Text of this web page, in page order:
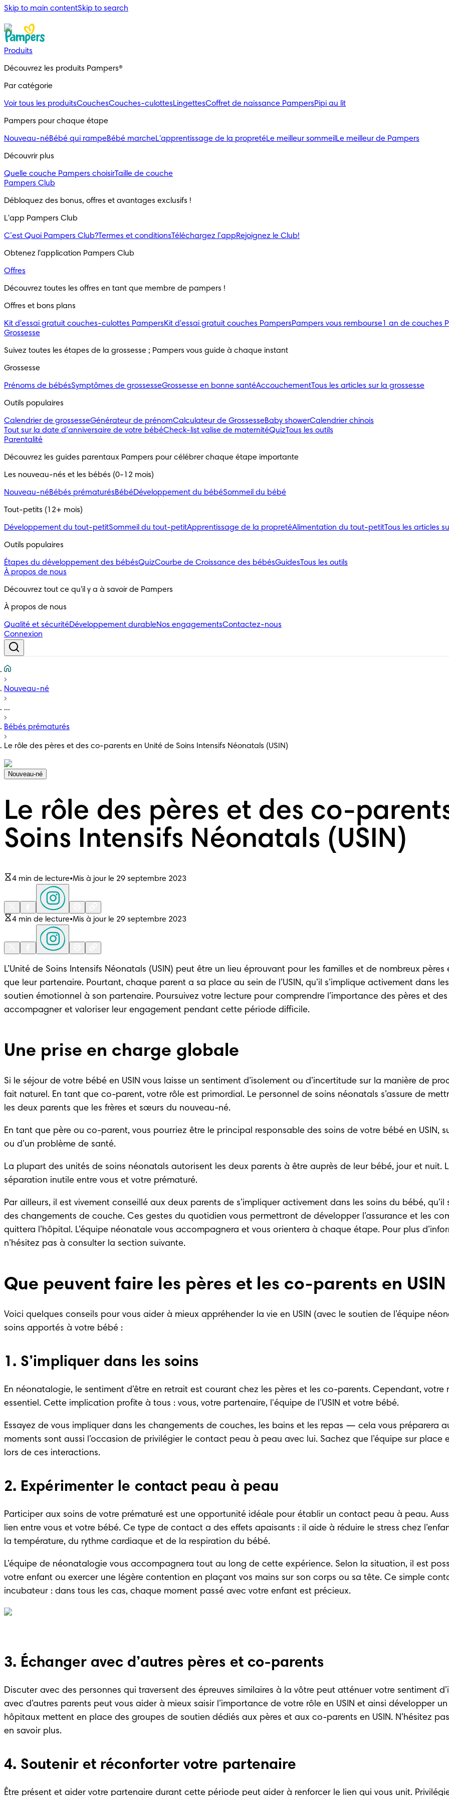
Skip to main contentSkip to search
Produits
Découvrez les produits Pampers®
Par catégorie
Voir tous les produitsCouchesCouches-culottesLingettesCoffret de naissance PampersPipi au lit
Pampers pour chaque étape
Nouveau-néBébé qui rampeBébé marcheL'apprentissage de la propretéLe meilleur sommeil Le meilleur de Pampers
Découvrir plus
Quelle couche Pampers choisirTaille de couche
Pampers Club
Débloquez des bonus, offres et avantages exclusifs !
L'app Pampers Club
C’est Quoi Pampers Club?Termes et conditionsTéléchargez l’appRejoignez le Club!
Obtenez l'application Pampers Club
Offres
Découvrez toutes les offres en tant que membre de pampers !
Offres et bons plans
Kit d'essai gratuit couches-culottes PampersKit d'essai gratuit couches PampersPampers vous rembourse1 an de couches
Grossesse
Suivez toutes les étapes de la grossesse ; Pampers vous guide à chaque instant
Grossesse
Prénoms de bébésSymptômes de grossesseGrossesse en bonne santéAccouchementTous les articles sur la grossesse
Outils populaires
Calendrier de grossesseGénérateur de prénomCalculateur de GrossesseBaby showerCalendrier chinois
Tout sur la date d’anniversaire de votre bébéCheck-list valise de maternitéQuizTous les outils
Parentalité
Découvrez les guides parentaux Pampers pour célébrer chaque étape importante
Les nouveau-nés et les bébés (0-12 mois)
Nouveau-néBébés prématurésBébéDéveloppement du bébéSommeil du bébé
Tout-petits (12+ mois)
Développement du tout-petitSommeil du tout-petitApprentissage de la propretéAlimentation du tout-petitTous les articles
Outils populaires
Étapes du développement des bébésQuizCourbe de Croissance des bébésGuidesTous les outils
À propos de nous
Découvrez tout ce qu'il y a à savoir de Pampers
À propos de nous
Qualité et sécuritéDéveloppement durableNos engagementsContactez-nous
Connexion
Nouveau-né
...
Bébés prématurés
Le rôle des pères et des co-parents en Unité de Soins Intensifs Néonatals (USIN)
Nouveau-né
Le rôle des pères et des co-
Soins Intensifs Néonatals (USIN)
4 min de lecture•Mis à jour le 29 septembre 2023
4 min de lecture•Mis à jour le 29 septembre 2023
L’Unité de Soins Intensifs Néonatals (USIN) peut être un lieu éprouvant pour les familles et de nombreux
que leur partenaire. Pourtant, chaque parent a sa place au sein de l’USIN, qu’il s’implique activement dans
soutien émotionnel à son partenaire. Poursuivez votre lecture pour comprendre l’importance des pères et
accompagner et valoriser leur engagement pendant cette période difficile.
Une prise en charge globale
Si le séjour de votre bébé en USIN vous laisse un sentiment d’isolement ou d’incertitude sur la manière de
fait naturel. En tant que co-parent, votre rôle est primordial. Le personnel de soins néonatals s’assure de
les deux parents que les frères et sœurs du nouveau-né.
En tant que père ou co-parent, vous pourriez être le principal responsable des soins de votre bébé en USIN,
ou d’un problème de santé.
La plupart des unités de soins néonatals autorisent les deux parents à être auprès de leur bébé, jour et
séparation inutile entre vous et votre prématuré.
Par ailleurs, il est vivement conseillé aux deux parents de s’impliquer activement dans les soins du bébé, qu’il
des changements de couche. Ces gestes du quotidien vous permettront de développer l’assurance et les
quittera l’hôpital. L’équipe néonatale vous accompagnera et vous orientera à chaque étape. Pour plus
n’hésitez pas à consulter la section suivante.
Que peuvent faire les pères et les co-parents en USIN
Voici quelques conseils pour vous aider à mieux appréhender la vie en USIN (avec le soutien de l’équipe
1. S’impliquer dans les soins
En néonatalogie, le sentiment d’être en retrait est courant chez les pères et les co-parents. Cependant,
essentiel. Cette implication profite à tous : vous, votre partenaire, l'équipe de l’USIN et votre bébé.
Essayez de vous impliquer dans les changements de couches, les bains et les repas — cela vous préparera
moments sont aussi l’occasion de privilégier le contact peau à peau avec lui. Sachez que l’équipe sur
lors de ces interactions.
2. Expérimenter le contact peau à peau
Participer aux soins de votre prématuré est une opportunité idéale pour établir un contact peau à peau.
lien entre vous et votre bébé. Ce type de contact a des effets apaisants : il aide à réduire le stress chez
la température, du rythme cardiaque et de la respiration du bébé.
L’équipe de néonatalogie vous accompagnera tout au long de cette expérience. Selon la situation, il est
votre enfant ou exercer une légère contention en plaçant vos mains sur son corps ou sa tête. Ce simple
incubateur : dans tous les cas, chaque moment passé avec votre enfant est précieux.
3. Échanger avec d’autres pères et co-parents
Discuter avec des personnes qui traversent des épreuves similaires à la vôtre peut atténuer votre sentiment
avec d’autres parents peut vous aider à mieux saisir l’importance de votre rôle en USIN et ainsi développer
hôpitaux mettent en place des groupes de soutien dédiés aux pères et aux co-parents en USIN. N’hésitez
en savoir plus.
4. Soutenir et réconforter votre partenaire
Être présent et aider votre partenaire durant cette période peut aider à renforcer le lien qui vous unit.